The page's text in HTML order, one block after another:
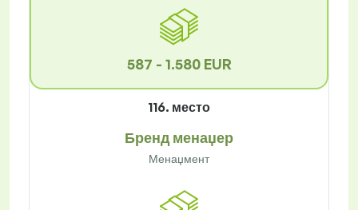
587 - 1.580 EUR
116. место
Бренд менаџер
Менаџмент